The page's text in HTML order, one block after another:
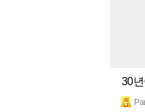
30